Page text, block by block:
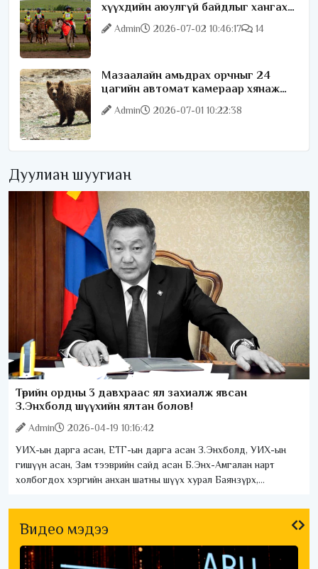
хүүхдийн аюулгүй байдлыг хангах
Admin 2026-07-02 10:46:17 14
Мазаалайн амьдрах орчныг 24
цагийн автомат камераар хянаж
Admin 2026-07-01 10:22:38
Дуулиан шуугиан
Төрийн ордны 3 давхраас ял захиалж явсан
З.Энхболд шүүхийн ялтан болов!
Admin
2026-04-19 10:16:42
УИХ-ын дарга асан, ЕТГ-ын дарга асан З.Энхболд, УИХ-ын
гишүүн асан, Зам тээврийн сайд асан Б.Энх-Амгалан нарт
холбогдох хэргийн анхан шатны шүүх хурал Баянзүрх,
Видео мэдээ